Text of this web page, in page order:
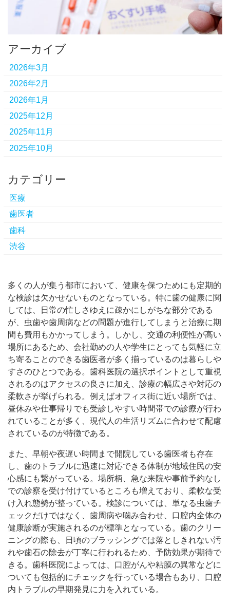
アーカイブ
2026年3月
2026年2月
2026年1月
2025年12月
2025年11月
2025年10月
カテゴリー
医療
歯医者
歯科
渋谷
多くの人が集う都市において、健康を保つためにも定期的
な検診は欠かせないものとなっている。 特に歯の健康に関
しては、日常の忙しさゆえに疎かにしがちな部分である
が、虫歯や歯周病などの問題が進行してしまうと治療に期
間も費用もかかってしまう。しかし、交通の利便性が高い
場所にあるため、会社勤めの人や学生にとっても気軽に立
ち寄ることのできる歯医者が多く揃っているのは暮らしや
すさのひとつである。歯科医院の選択ポイントとして重視
されるのはアクセスの良さに加え、診療の幅広さや対応の
柔軟さが挙げられる。例えばオフィス街に近い場所では、
昼休みや仕事帰りでも受診しやすい時間帯での診療が行わ
れていることが多く、現代人の生活リズムに合わせて配慮
されているのが特徴である。
また、早朝や夜遅い時間まで開院している歯医者も存在
し、歯のトラブルに迅速に対応できる体制が地域住民の安
心感にも繋がっている。場所柄、急な来院や事前予約なし
での診察を受け付けているところも増えており、柔軟な受
け入れ態勢が整っている。検診については、単なる虫歯チ
ェックだけではなく、歯周病や噛み合わせ、口腔内全体の
健康診断が実施されるのが標準となっている。歯のクリー
ニングの際も、日頃のブラッシングでは落としきれない汚
れや歯石の除去が丁寧に行われるため、予防効果が期待で
きる。歯科医院によっては、口腔がんや粘膜の異常などに
ついても包括的にチェックを行っている場合もあり、口腔
内トラブルの早期発見に力を入れている。